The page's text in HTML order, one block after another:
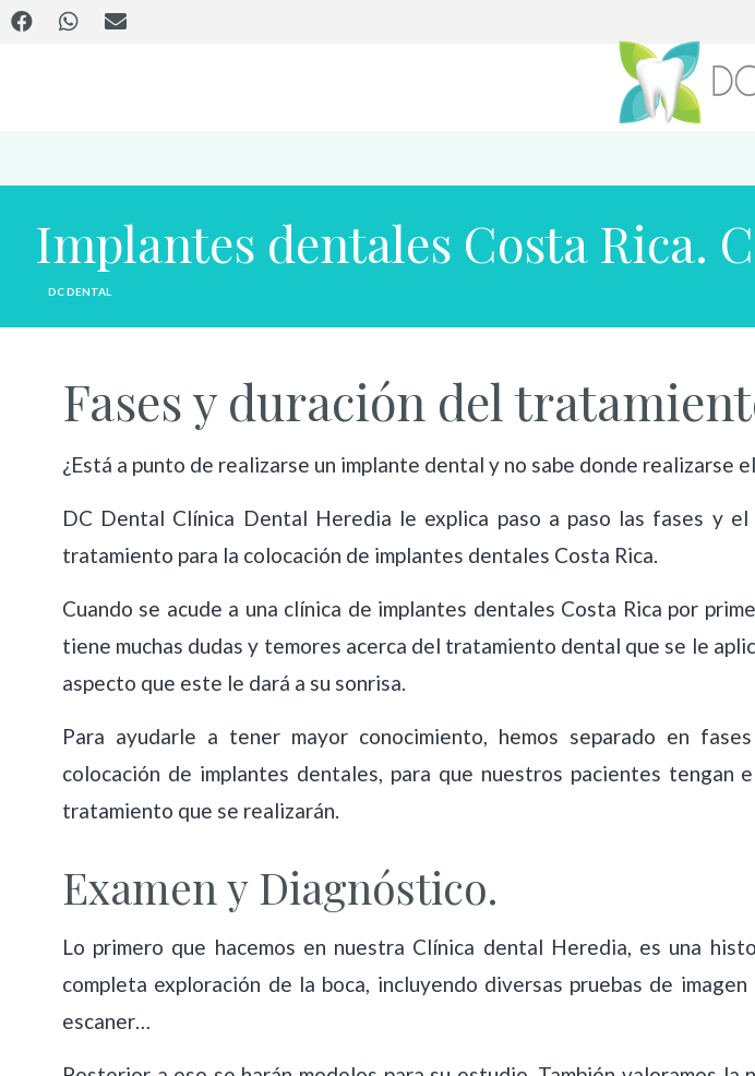
Implantes dentales Costa Rica.
DC DENTAL
Fases y duración del
¿Está a punto de realizarse un implante dental y no sabe donde realizarse
DC Dental Clínica Dental Heredia le explica paso a paso las fases y
tratamiento para la colocación de implantes dentales Costa Rica.
Cuando se acude a una clínica de implantes dentales Costa Rica por
tiene muchas dudas y temores acerca del tratamiento dental que se le
aspecto que este le dará a su sonrisa.
Para ayudarle a tener mayor conocimiento, hemos separado en
colocación de implantes dentales, para que nuestros pacientes tengan
tratamiento que se realizarán.
Examen y Diagnóstico.
Lo primero que hacemos en nuestra Clínica dental Heredia, es una
completa exploración de la boca, incluyendo diversas pruebas de
escaner…
Carillas de Porcelana